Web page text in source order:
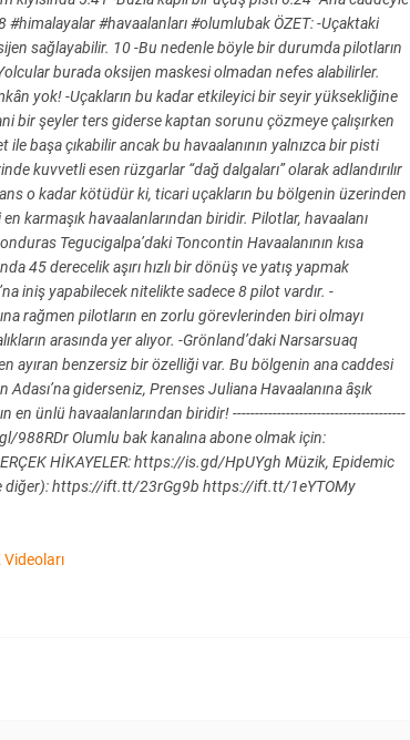
#havaalanları #olumlubak ÖZET: -Uçaktaki
sağlayabilir. 10 -Bu nedenle böyle bir durumda pilotların
burada oksijen maskesi olmadan nefes alabilirler.
yok! -Uçakların bu kadar etkileyici bir seyir yüksekliğine
bir şeyler ters giderse kaptan sorunu çözmeye çalışırken
başa çıkabilir ancak bu havaalanının yalnızca bir pisti
kuvvetli esen rüzgarlar “dağ dalgaları” olarak adlandırılır
o kadar kötüdür ki, ticari uçakların bu bölgenin üzerinden
karmaşık havaalanlarından biridir. Pilotlar, havaalanı
Tegucigalpa’daki Toncontin Havaalanının kısa
45 derecelik aşırı hızlı bir dönüş ve yatış yapmak
iniş yapabilecek nitelikte sadece 8 pilot vardır. -
rağmen pilotların en zorlu görevlerinden biri olmayı
arasında yer alıyor. -Grönland’daki Narsarsuaq
ayıran benzersiz bir özelliği var. Bu bölgenin ana caddesi
giderseniz, Prenses Juliana Havaalanına âşık
ünlü havaalanlarından biridir! ---------------------------------------
988RDr Olumlu bak kanalına abone olmak için:
HİKAYELER: https://is.gd/HpUYgh Müzik, Epidemic
diğer): https://ift.tt/23rGg9b https://ift.tt/1eYTOMy